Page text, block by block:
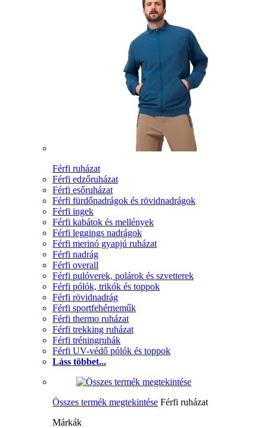
Férfi ruházat
Férfi edzőruházat
Férfi esőruházat
Férfi fürdőnadrágok és rövidnadrágok
Férfi ingek
Férfi kabátok és mellények
Férfi leggings nadrágok
Férfi merinó gyapjú ruházat
Férfi nadrág
Férfi overall
Férfi pulóverek, polárok és szvetterek
Férfi pólók, trikók és toppok
Férfi rövidnadrág
Férfi sportfehérneműk
Férfi thermo ruházat
Férfi trekking ruházat
Férfi tréningruhák
Férfi UV-védő pólók és toppok
Láss többet...
Összes termék megtekintése Férfi ruházat
Márkák